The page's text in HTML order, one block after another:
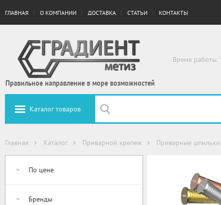
ГЛАВНАЯ О КОМПАНИИ ДОСТАВКА СТАТЬИ КОНТАКТЫ
Правильное направление в море возможностей
Время работы:
Каталог товаров
Главная Каталог Приварной крепеж Приварные шпильки
По цене
Бренды